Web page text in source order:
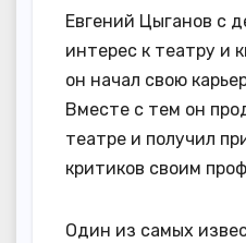
Евгений Цыганов с
интерес к театру и
он начал свою
Вместе с тем он
театре и получил
критиков своим
Один из самых